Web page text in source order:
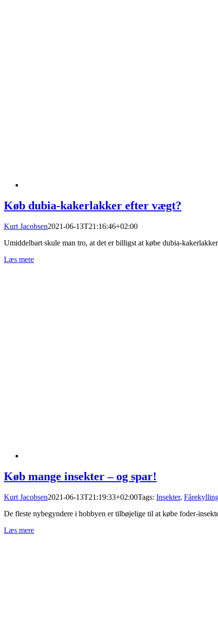
Køb dubia-kakerlakker efter vægt?
Kurt Jacobsen2021-06-13T21:16:46+02:00
Umiddelbart skule man tro, at det er billigst at købe dubia-
Læs mere
Køb mange insekter – og spar!
Kurt Jacobsen2021-06-13T21:19:33+02:00Tags: Insekter,
De fleste nybegyndere i hobbyen er tilbøjelige til at købe foder-
Læs mere